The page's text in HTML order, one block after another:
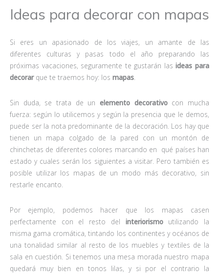
Ideas para decorar con mapas
Si eres un apasionado de los viajes, un amante de las
diferentes culturas y pasas todo el año preparando las
próximas vacaciones, seguramente te gustarán lasideas para
decorarque te traemos hoy: los mapas
Sin duda, se trata de un elemento decorativocon mucha
fuerza: según lo utilicemos y según la presencia que le demos,
puede ser la nota predominante de la decoración. Los hay que
tienen un mapa colgado de la pared con un montón de
chinchetas de diferentes colores marcando en qué países han
estado y cuales serán los siguientes a visitar. Pero también es
posible utilizar los mapas de un modo más decorativo, sin
restarle encanto.
Por ejemplo, podemos hacer que los mapas casen
perfectamente con el resto del interiorismoutilizando la
misma gama cromática, tintando los continentes y océanos de
una tonalidad similar al resto de los muebles y textiles de la
sala en cuestión. Si tenemos una mesa morada nuestro mapa
quedará muy bien en tonos lilas, y si por el contrario la